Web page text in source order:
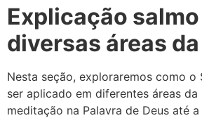
Explicação
diversas áreas
Nesta seção, exploraremos como o
ser aplicado em diferentes áreas da
meditação na Palavra de Deus até